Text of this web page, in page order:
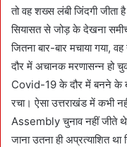
तो वह शख्स लंबी जिंदगी जीता
सियासत से जोड़ के देखना
जितना बार-बार मचाया गया,
दौर में अचानक मरणासन्न हो
Covid-19 के दौर में बनने के
रचा। ऐसा उत्तराखंड में कभी
Assembly चुनाव नहीं जीते
जाना उतना ही अप्रत्याशित